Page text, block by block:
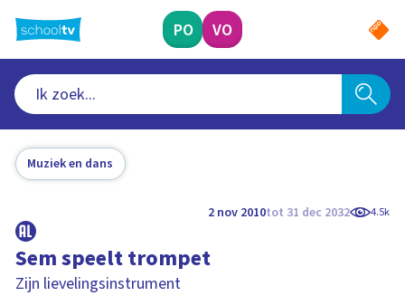
naar
hoofdinhoud
PO VO
Muziek en dans
2 nov 2010tot 31 dec 2032 4.5k
Sem speelt trompet
Zijn lievelingsinstrument